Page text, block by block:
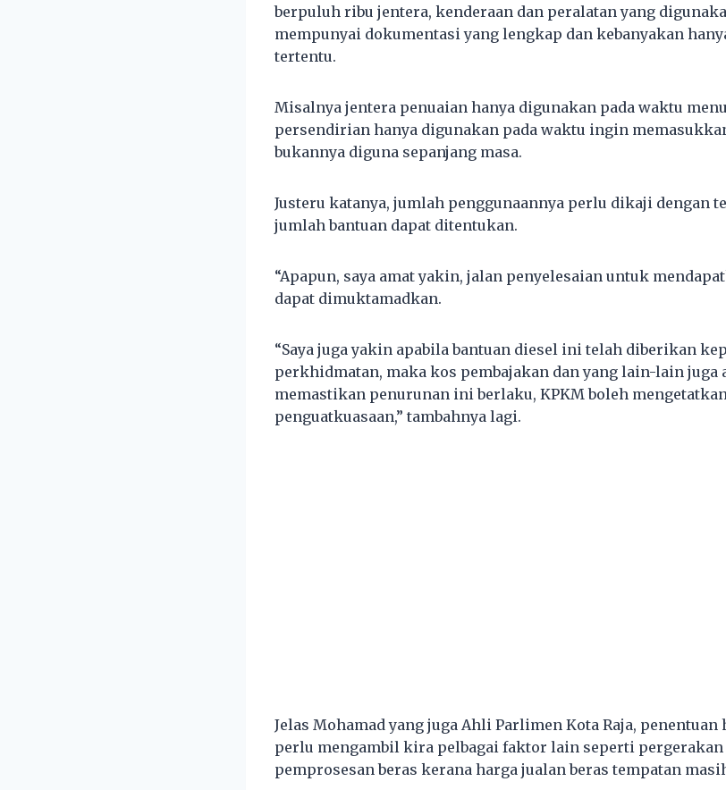
berpuluh ribu jentera, kenderaan dan peralatan yang
mempunyai dokumentasi yang lengkap dan kebanyakan
tertentu.
Misalnya jentera penuaian hanya digunakan pada waktu
persendirian hanya digunakan pada waktu ingin
bukannya diguna sepanjang masa.
Justeru katanya, jumlah penggunaannya perlu dikaji dengan
jumlah bantuan dapat ditentukan.
“Apapun, saya amat yakin, jalan penyelesaian untuk
dapat dimuktamadkan.
“Saya juga yakin apabila bantuan diesel ini telah diberikan
perkhidmatan, maka kos pembajakan dan yang lain-lain juga
memastikan penurunan ini berlaku, KPKM boleh
penguatkuasaan,” tambahnya lagi.
Jelas Mohamad yang juga Ahli Parlimen Kota Raja,
perlu mengambil kira pelbagai faktor lain seperti pergerakan
pemprosesan beras kerana harga jualan beras tempatan